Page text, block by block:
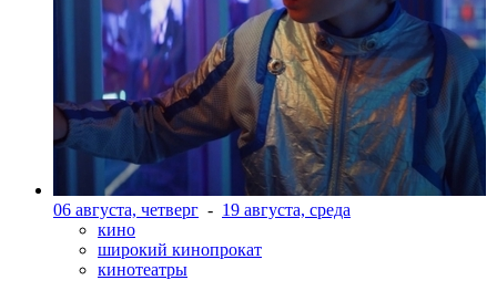
06 августа, четверг - 19 августа, среда
кино
широкий кинопрокат
кинотеатры